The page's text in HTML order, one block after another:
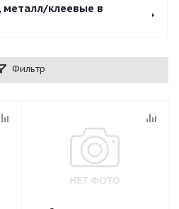
металл/клеевые в
Фильтр